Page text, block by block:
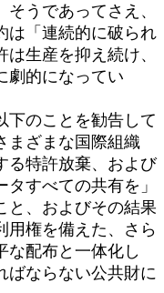
うであってさえ、
は「連続的に破られ
生産を抑え続け、
劇的になってい
のことを勧告して
まざまな国際組織
る特許放棄、および
すべての共有を」
と、およびその結果
用権を備えた、さら
な配布と一体化し
ばならない公共財に